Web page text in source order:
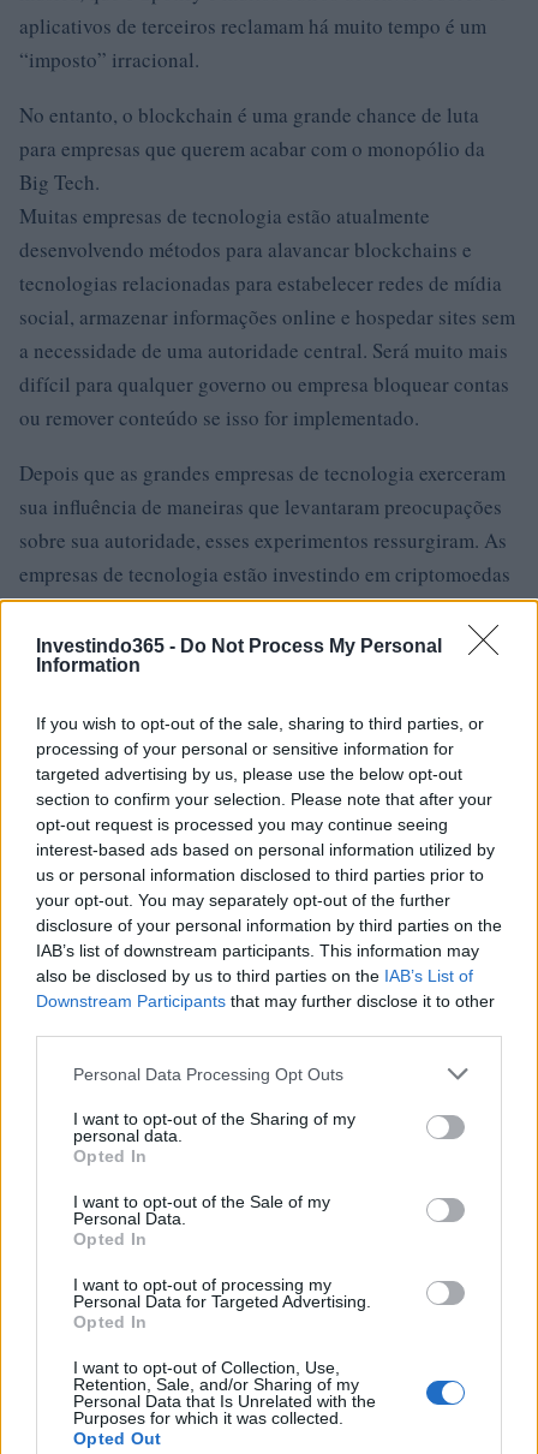
Investindo365 - Do Not Process My Personal
Information
If you wish to opt-out of the sale, sharing to third parties, or
processing of your personal or sensitive information for
targeted advertising by us, please use the below opt-out
section to confirm your selection. Please note that after your
opt-out request is processed you may continue seeing
interest-based ads based on personal information utilized by
us or personal information disclosed to third parties prior to
your opt-out. You may separately opt-out of the further
disclosure of your personal information by third parties on the
IAB’s list of downstream participants. This information may
also be disclosed by us to third parties on the IAB’s List of
Downstream Participants that may further disclose it to other
Please note that this website/app uses one or more Google
not limited to your visit or usage behaviour. You may click to
grant or deny consent to Google and its third-party tags to
use your data for below specified purposes in below Google
consent section.
Personal Data Processing Opt Outs
I want to opt-out of the Sharing of my
personal data.
Opted In
I want to opt-out of the Sale of my
Personal Data.
Opted In
I want to opt-out of processing my
Personal Data for Targeted Advertising.
Opted In
I want to opt-out of Collection, Use,
Retention, Sale, and/or Sharing of my
Personal Data that Is Unrelated with the
Purposes for which it was collected.
Opted Out
aplicativos de terceiros reclamam há muito tempo é um
“imposto” irracional.
No entanto, o blockchain é uma grande chance de luta
para empresas que querem acabar com o monopólio da
Big Tech.
Muitas empresas de tecnologia estão atualmente
desenvolvendo métodos para alavancar blockchains e
tecnologias relacionadas para estabelecer redes de mídia
social, armazenar informações online e hospedar sites sem
a necessidade de uma autoridade central. Será muito mais
difícil para qualquer governo ou empresa bloquear contas
ou remover conteúdo se isso for implementado.
Depois que as grandes empresas de tecnologia exerceram
sua influência de maneiras que levantaram preocupações
sobre sua autoridade, esses experimentos ressurgiram. As
empresas de tecnologia estão investindo em criptomoedas
simplesmente porque elas são baseadas em uma
tecnologia simples de internet que é independente do
controle ou influência de qualquer pessoa ou entidade.
mais com o tempo.
AUTOR
Giorgia Stromeo